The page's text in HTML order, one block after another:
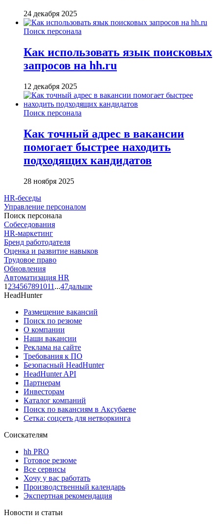
24 декабря 2025
Поиск персонала
Как использовать язык поисковых
запросов на hh.ru
12 декабря 2025
Поиск персонала
Как точный адрес в вакансии
помогает быстрее находить
подходящих кандидатов
28 ноября 2025
HR-беседы
Управление персоналом
Поиск персонала
Собеседования
HR-маркетинг
Бренд работодателя
Оценка и развитие навыков
Трудовое право
Обновления
Автоматизация HR
1 234567891011 ...47дальше
HeadHunter
Размещение вакансий
Поиск по резюме
О компании
Наши вакансии
Реклама на сайте
Требования к ПО
Безопасный HeadHunter
HeadHunter API
Партнерам
Инвесторам
Каталог компаний
Поиск по вакансиям в Аксубаеве
Сетка: соцсеть для нетворкинга
Соискателям
hh PRO
Готовое резюме
Все сервисы
Хочу у вас работать
Производственный календарь
Экспертная рекомендация
Новости и статьи